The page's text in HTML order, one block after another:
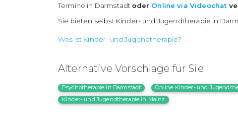
Termine in Darmstadt oder Online via Videochat
Sie bieten selbst Kinder- und Jugendtherapie in
Was ist Kinder- und Jugendtherapie?
Alternative Vorschläge für Sie
Psychotherapie in Darmstadt Online Kinder- und
Kinder- und Jugendtherapie in Mainz